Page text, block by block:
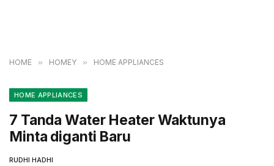
HOME » HOMEY » HOME APPLIANCES
HOME APPLIANCES
7 Tanda Water Heater Waktunya
Minta diganti Baru
RUDHI HADHI